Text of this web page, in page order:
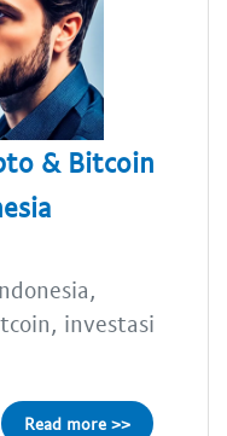
& Bitcoin
investasi
Read more >>